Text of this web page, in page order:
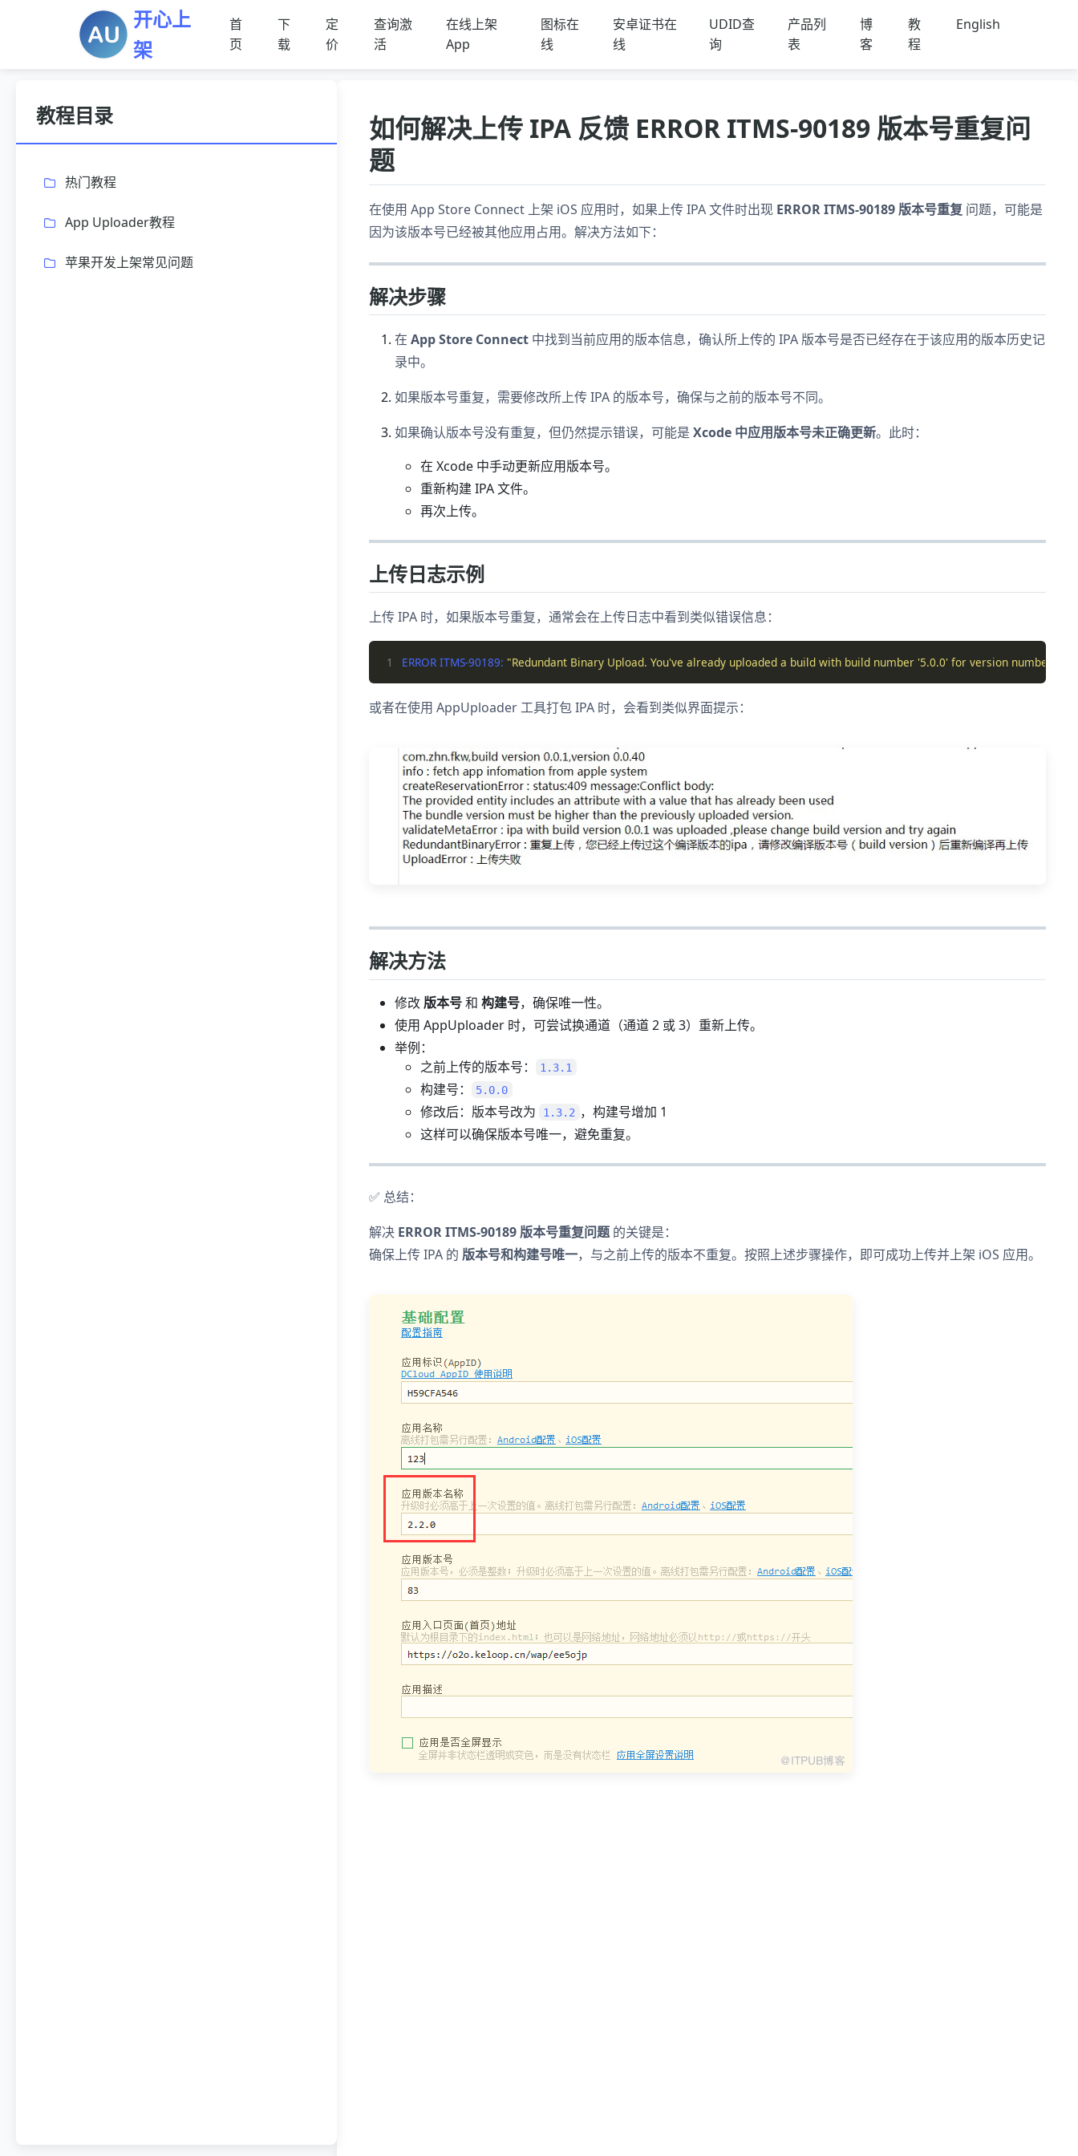
开心上
架
首
页
下
载
定
价
查询激
活
在线上架
App
图标在
线
安卓证书在
线
UDID查
询
产品列
表
博
客
教
程
English
教程目录
热门教程
App Uploader教程
苹果开发上架常见问题
如何解决上传 IPA 反馈 ERROR ITMS-90189 版本号重复问
题
在使用 App Store Connect 上架 iOS 应用时，如果上传 IPA 文件时出现 ERROR ITMS-90189 版本号重复 问题，可能是
因为该版本号已经被其他应用占用。解决方法如下：
解决步骤
在 App Store Connect 中找到当前应用的版本信息，确认所上传的 IPA 版本号是否已经存在于该应用的版本历史记
录中。
如果版本号重复，需要修改所上传 IPA 的版本号，确保与之前的版本号不同。
如果确认版本号没有重复，但仍然提示错误，可能是 Xcode 中应用版本号未正确更新。此时：
在 Xcode 中手动更新应用版本号。
重新构建 IPA 文件。
再次上传。
上传日志示例
上传 IPA 时，如果版本号重复，通常会在上传日志中看到类似错误信息：
1 ERROR ITMS-90189: "Redundant Binary Upload. You've already uploaded a build with build number '5.0.0' for version number
或者在使用 AppUploader 工具打包 IPA 时，会看到类似界面提示：
解决方法
修改版本号和 构建号，确保唯一性。
使用 AppUploader 时，可尝试换通道（通道 2 或 3）重新上传。
举例：
之前上传的版本号：
1.3.1
构建号： 5.0.0
修改后：版本号改为 1.3.2 ，构建号增加 1
这样可以确保版本号唯一，避免重复。
✅ 总结：
解决 ERROR ITMS-90189 版本号重复问题 的关键是：
确保上传 IPA 的 版本号和构建号唯一，与之前上传的版本不重复。按照上述步骤操作，即可成功上传并上架 iOS 应用。